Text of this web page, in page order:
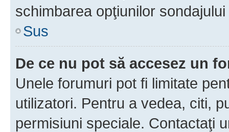
schimbarea opţiunilor
Sus
De ce nu pot să accesez un
Unele forumuri pot fi limitate
utilizatori. Pentru a vedea, citi,
permisiuni speciale. Contactaţi